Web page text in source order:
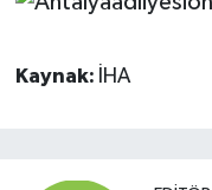
Kaynak: İHA